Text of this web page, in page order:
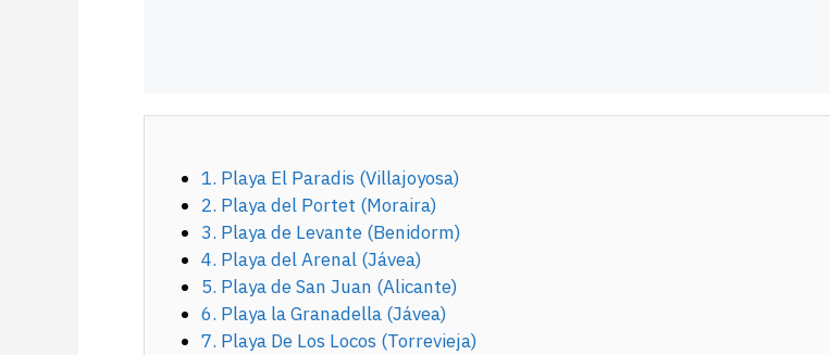
1. Playa El Paradis (Villajoyosa)
2. Playa del Portet (Moraira)
3. Playa de Levante (Benidorm)
4. Playa del Arenal (Jávea)
5. Playa de San Juan (Alicante)
6. Playa la Granadella (Jávea)
7. Playa De Los Locos (Torrevieja)